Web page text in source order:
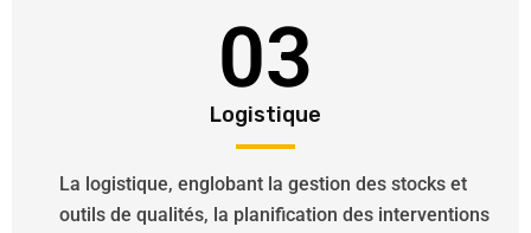
03
Logistique
La logistique, englobant la gestion des stocks et
outils de qualités, la planification des interventions